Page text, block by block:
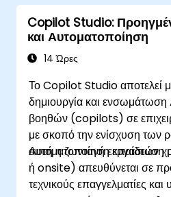
Copilot Studio:
και Αυτοματοποίηση
14 Ώρες
Το Copilot Studio αποτελεί
δημιουργία και
βοηθών (copilots) σε
με σκοπό την ενίσχυση των
αυτοματοποίηση εργασιών
Αυτή η ζωντανή εκπαίδευση
ή onsite) απευθύνεται σε
τεχνικούς επαγγελματίες